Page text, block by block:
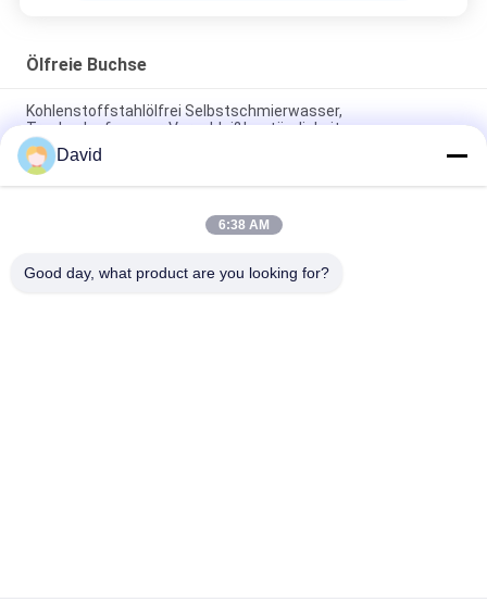
Ölfreie Buchse
Kohlenstoffstahlölfrei Selbstschmierwasser,
Trockenlaufwasser, Verschleißbeständigkeit
Anti-Wear Öl-freien Bushing mit PTFE Bronze Bushing Bronze
Mesh mit PTFE Bushings
Lärmarmer ölimprägnierter Bronzebuchsen-Selbst, der Bush-
David
6:38 AM
Good day, what product are you looking for?